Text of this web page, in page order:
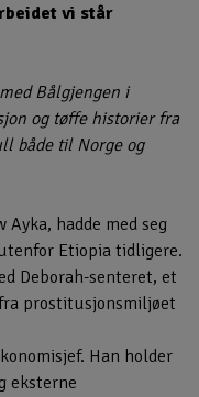
vi står
Bålgjengen i
og tøffe historier fra
både til Norge og
hadde med seg
Etiopia tidligere.
Deborah-senteret, et
prostitusjonsmiljøet
Han holder
eksterne